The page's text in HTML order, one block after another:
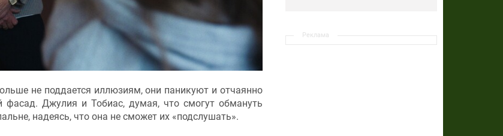
Реклама
не поддается иллюзиям, они паникуют и отчаянно
фасад. Джулия и Тобиас, думая, что смогут обмануть
надеясь, что она не сможет их «подслушать».